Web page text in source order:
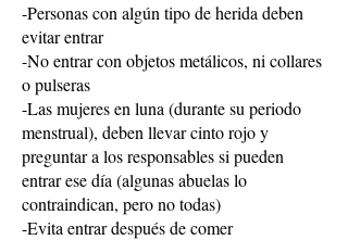
-Personas con algún tipo de herida deben
evitar entrar
-No entrar con objetos metálicos, ni collares
o pulseras
-Las mujeres en luna (durante su periodo
menstrual), deben llevar cinto rojo y
preguntar a los responsables si pueden
entrar ese día (algunas abuelas lo
contraindican, pero no todas)
-Evita entrar después de comer